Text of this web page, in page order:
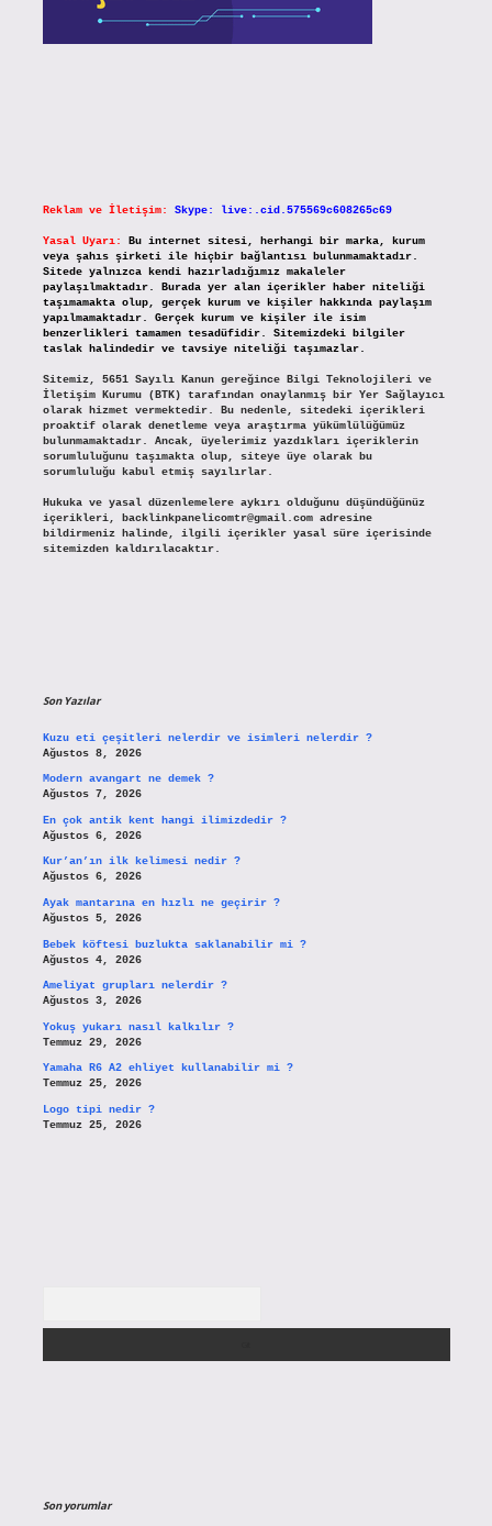
Reklam ve İletişim: Skype: live:.cid.575569c608265c69
Yasal Uyarı:
Bu internet sitesi, herhangi bir marka, kurum
veya şahıs şirketi ile hiçbir bağlantısı bulunmamaktadır.
Sitede yalnızca kendi hazırladığımız makaleler
paylaşılmaktadır. Burada yer alan içerikler haber niteliği
taşımamakta olup, gerçek kurum ve kişiler hakkında paylaşım
yapılmamaktadır. Gerçek kurum ve kişiler ile isim
benzerlikleri tamamen tesadüfidir. Sitemizdeki bilgiler
taslak halindedir ve tavsiye niteliği taşımazlar.
Sitemiz, 5651 Sayılı Kanun gereğince Bilgi Teknolojileri ve
İletişim Kurumu (BTK) tarafından onaylanmış bir Yer Sağlayıcı
olarak hizmet vermektedir. Bu nedenle, sitedeki içerikleri
proaktif olarak denetleme veya araştırma yükümlülüğümüz
bulunmamaktadır. Ancak, üyelerimiz yazdıkları içeriklerin
sorumluluğunu taşımakta olup, siteye üye olarak bu
sorumluluğu kabul etmiş sayılırlar.
Hukuka ve yasal düzenlemelere aykırı olduğunu düşündüğünüz
içerikleri,
backlinkpanelicomtr@gmail.comadresine
bildirmeniz halinde, ilgili içerikler yasal süre içerisinde
sitemizden kaldırılacaktır.
Son Yazılar
Kuzu eti çeşitleri nelerdir ve isimleri nelerdir ?
Ağustos 8, 2026
Modern avangart ne demek ?
Ağustos 7, 2026
En çok antik kent hangi ilimizdedir ?
Ağustos 6, 2026
Kur’an’ın ilk kelimesi nedir ?
Ağustos 6, 2026
Ayak mantarına en hızlı ne geçirir ?
Ağustos 5, 2026
Bebek köftesi buzlukta saklanabilir mi ?
Ağustos 4, 2026
Ameliyat grupları nelerdir ?
Ağustos 3, 2026
Yokuş yukarı nasıl kalkılır ?
Temmuz 29, 2026
Yamaha R6 A2 ehliyet kullanabilir mi ?
Temmuz 25, 2026
Logo tipi nedir ?
Temmuz 25, 2026
Son yorumlar